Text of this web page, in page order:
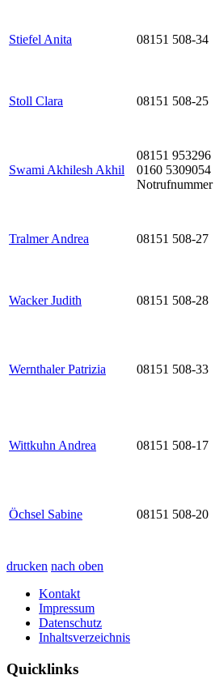
Stiefel Anita 08151 508-34
Stoll Clara 08151 508-25
Swami Akhilesh Akhil
08151 953296
0160 5309054
Notrufnummer
Tralmer Andrea 08151 508-27
Wacker Judith 08151 508-28
Wernthaler Patrizia 08151 508-33
Wittkuhn Andrea 08151 508-17
Öchsel Sabine 08151 508-20
drucken nach oben
Kontakt
Impressum
Datenschutz
Inhaltsverzeichnis
Quicklinks